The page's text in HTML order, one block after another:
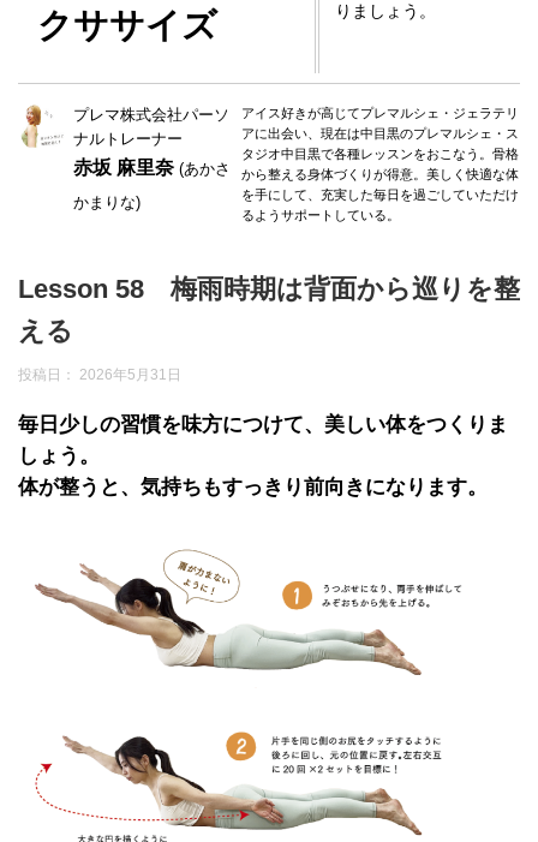
クササイズ
りましょう。
プレマ株式会社パーソ
ナルトレーナー
赤坂 麻里奈(あかさ
かまりな)
アイス好きが高じてプレマルシェ・ジェラテリ
アに出会い、現在は中目黒のプレマルシェ・ス
タジオ中目黒で各種レッスンをおこなう。骨格
から整える身体づくりが得意。美しく快適な体
を手にして、充実した毎日を過ごしていただけ
るようサポートしている。
Lesson 58 梅雨時期は背面から巡りを整
える
投稿日： 2026年5月31日
毎日少しの習慣を味方につけて、美しい体をつくりま
しょう。
体が整うと、気持ちもすっきり前向きになります。